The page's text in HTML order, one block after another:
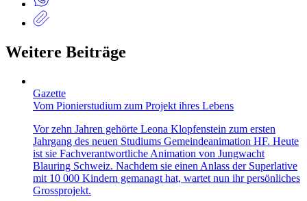
Weitere Beiträge
Gazette
Vom Pionierstudium zum Projekt ihres Lebens
Vor zehn Jahren gehörte Leona Klopfenstein zum ersten
Jahrgang des neuen Studiums Gemeindeanimation HF. Heute
ist sie Fachverantwortliche Animation von Jungwacht
Blauring Schweiz. Nachdem sie einen Anlass der Superlative
mit 10 000 Kindern gemanagt hat, wartet nun ihr persönliches
Grossprojekt.